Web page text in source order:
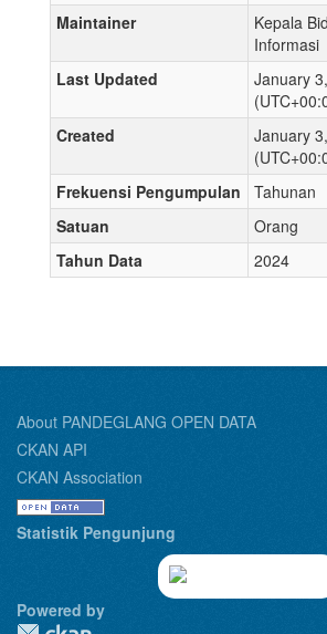
Maintainer
Kepala
Informasi
Last Updated
January
Created
January
Frekuensi Pengumpulan
Tahunan
Satuan
Orang
Tahun Data
2024
About PANDEGLANG OPEN DATA
CKAN API
CKAN Association
Statistik Pengunjung
Powered by